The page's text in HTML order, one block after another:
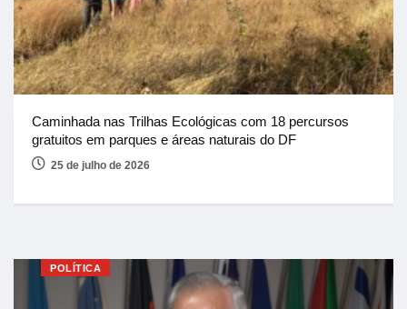
Caminhada nas Trilhas Ecológicas com 18 percursos
gratuitos em parques e áreas naturais do DF
25 de julho de 2026
POLÍTICA